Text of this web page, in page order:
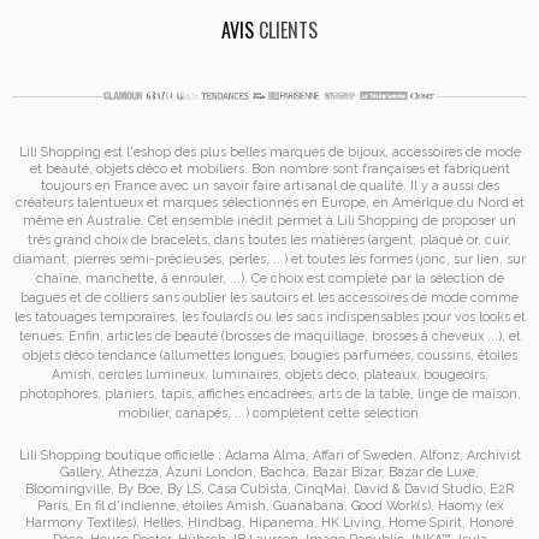
AVIS CLIENTS
Lili Shopping est l'eshop des plus belles marques de bijoux, accessoires de mode
et beauté, objets déco et mobiliers. Bon nombre sont françaises et fabriquent
toujours en France avec un savoir faire artisanal de qualité. Il y a aussi des
créateurs talentueux et marques sélectionnés en Europe, en Amérique du Nord et
même en Australie. Cet ensemble inédit permet à Lili Shopping de proposer un
très grand choix de bracelets , dans toutes les matières (argent, plaqué or, cuir,
diamant, pierres semi-précieuses, perles, ...) et toutes les formes (jonc, sur lien, sur
chaîne, manchette, à enrouler, ...). Ce choix est complété par la sélection de
bagues et de colliers sans oublier les sautoirs et les accessoires de mode comme
les tatouages temporaires, les foulards ou les sacs indispensables pour vos looks et
tenues. Enfin, articles de beauté (brosses de maquillage, brosses à cheveux ...), et
objets déco tendance (allumettes longues, bougies parfumées, coussins, étoiles
Amish , cercles lumineux, luminaires, objets déco, plateaux, bougeoirs,
photophores, planiers, tapis, affiches encadrées, arts de la table, linge de maison,
mobilier, canapés, ...) complètent cette sélection.
Lili Shopping boutique officielle : Adama Alma Affari of Sweden Alfonz, Archivist
Gallery, Athezza Azuni London Bachca Bazar Bizar, Bazar de Luxe
Bloomingville By Boe By LS Casa Cubista CinqMai David & David Studio E2R
Paris, En fil d'indienne, étoiles Amish Guanabana Good Work(s), Haomy (ex
Harmony Textiles), Helles Hindbag Hipanema HK Living Home Spirit
Honoré